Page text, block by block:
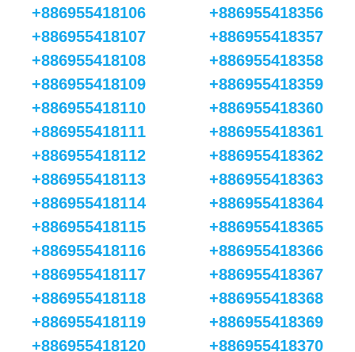
+886955418106
+886955418107
+886955418108
+886955418109
+886955418110
+886955418111
+886955418112
+886955418113
+886955418114
+886955418115
+886955418116
+886955418117
+886955418118
+886955418119
+886955418120
+886955418356
+886955418357
+886955418358
+886955418359
+886955418360
+886955418361
+886955418362
+886955418363
+886955418364
+886955418365
+886955418366
+886955418367
+886955418368
+886955418369
+886955418370